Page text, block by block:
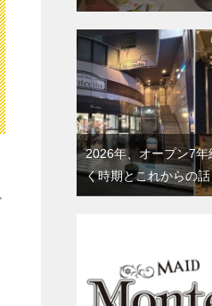
2026年、オープン7
く時期とこれからの話